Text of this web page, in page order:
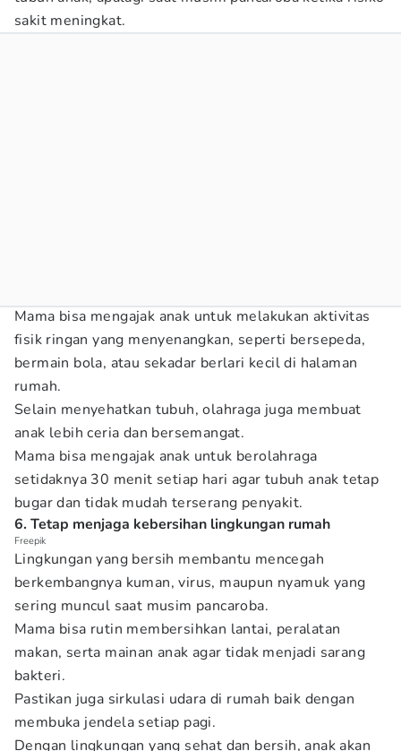
sakit meningkat.
Mama bisa mengajak anak untuk melakukan aktivitas
fisik ringan yang menyenangkan, seperti bersepeda,
bermain bola, atau sekadar berlari kecil di halaman
rumah.
Selain menyehatkan tubuh, olahraga juga membuat
anak lebih ceria dan bersemangat.
Mama bisa mengajak anak untuk berolahraga
setidaknya 30 menit setiap hari agar tubuh anak tetap
bugar dan tidak mudah terserang penyakit.
6. Tetap menjaga kebersihan lingkungan rumah
Freepik
Lingkungan yang bersih membantu mencegah
berkembangnya kuman, virus, maupun nyamuk yang
sering muncul saat musim pancaroba.
Mama bisa rutin membersihkan lantai, peralatan
makan, serta mainan anak agar tidak menjadi sarang
bakteri.
Pastikan juga sirkulasi udara di rumah baik dengan
membuka jendela setiap pagi.
Dengan lingkungan yang sehat dan bersih, anak akan